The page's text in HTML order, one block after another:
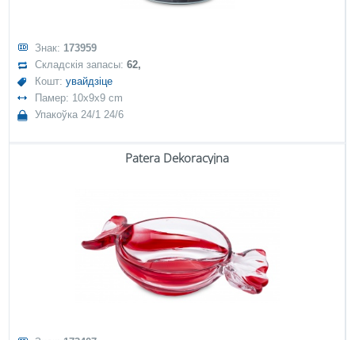
Знак: 173959
Складскія запасы:62,
Кошт:увайдзіце
Памер: 10x9x9 cm
Упакоўка 24/1 24/6
Patera Dekoracyjna